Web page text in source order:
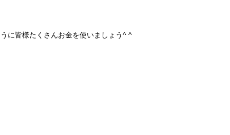
に皆様たくさんお金を使いましょう^ ^